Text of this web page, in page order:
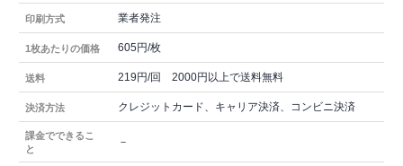
印刷方式 業者発注
1枚あたりの価格 605円/枚
送料 219円/回 2000円以上で送料無料
決済方法 クレジットカード、キャリア決済、コンビニ決済
課金でできるこ
と
－